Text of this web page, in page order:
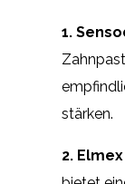
1.
stärken.
2.